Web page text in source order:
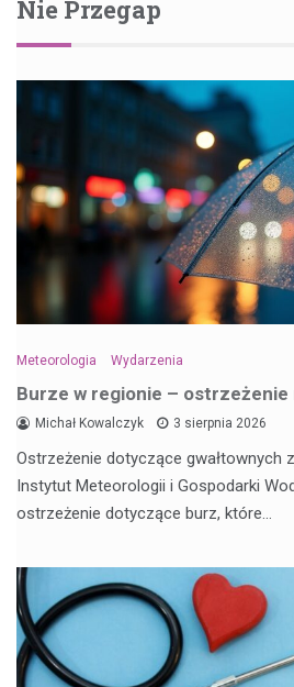
Nie Przegap
Meteorologia Wydarzenia
Burze w regionie –
Michał Kowalczyk 3 sierpnia 2026
Ostrzeżenie dotyczące gwałtownych
Instytut Meteorologii i Gospodarki
ostrzeżenie dotyczące burz, które…